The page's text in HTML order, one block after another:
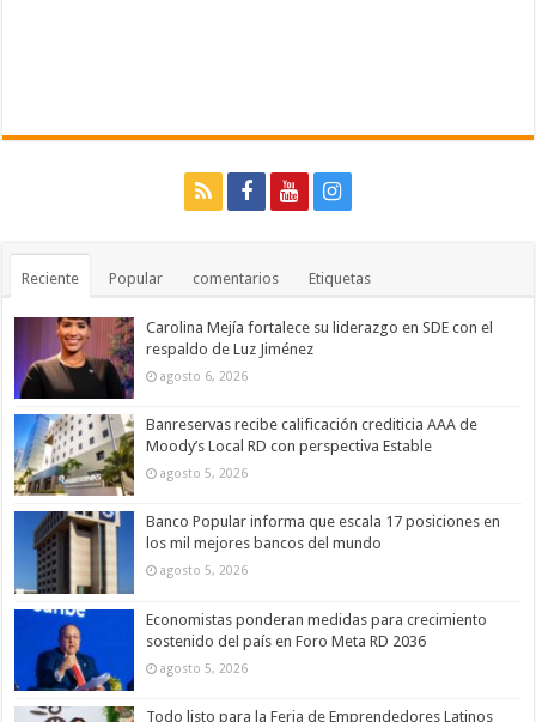
Reciente Popular comentarios Etiquetas
Carolina Mejía fortalece su liderazgo en SDE con el
respaldo de Luz Jiménez
agosto 6, 2026
Banreservas recibe calificación crediticia AAA de
Moody’s Local RD con perspectiva Estable
agosto 5, 2026
Banco Popular informa que escala 17 posiciones en
los mil mejores bancos del mundo
agosto 5, 2026
Economistas ponderan medidas para crecimiento
sostenido del país en Foro Meta RD 2036
agosto 5, 2026
Todo listo para la Feria de Emprendedores Latinos